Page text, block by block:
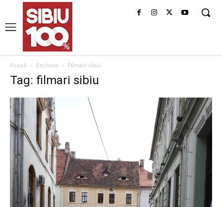
Acasă Etichete Filmari sibiu
Tag: filmari sibiu